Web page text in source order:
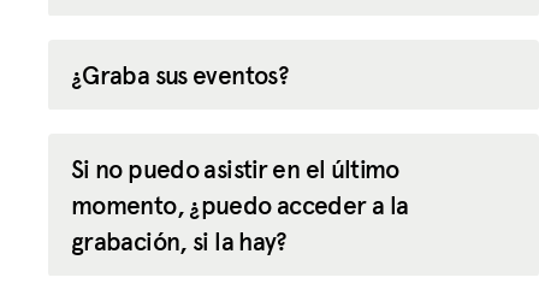
¿Graba sus eventos?
Si no puedo asistir en el último
momento, ¿puedo acceder a la
grabación, si la hay?